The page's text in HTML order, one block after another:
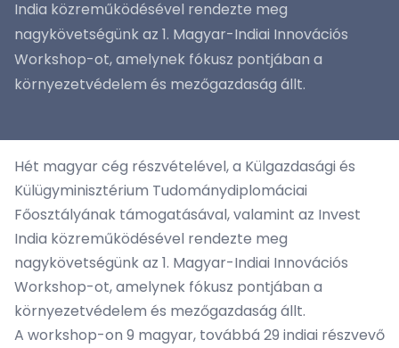
India közreműködésével rendezte meg
nagykövetségünk az 1. Magyar-Indiai Innovációs
Workshop-ot, amelynek fókusz pontjában a
környezetvédelem és mezőgazdaság állt.
Hét magyar cég részvételével, a Külgazdasági és
Külügyminisztérium Tudománydiplomáciai
Főosztályának támogatásával, valamint az Invest
India közreműködésével rendezte meg
nagykövetségünk az 1. Magyar-Indiai Innovációs
Workshop-ot, amelynek fókusz pontjában a
környezetvédelem és mezőgazdaság állt.
A workshop-on 9 magyar, továbbá 29 indiai részvevő